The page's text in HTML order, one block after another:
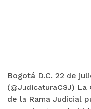
Bogotá D.C. 22 de
(@JudicaturaCSJ)
de la Rama Judicial